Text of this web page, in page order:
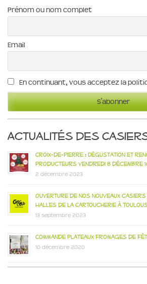
Prénom ou nom complet
Email
En continuant, vous acceptez la
Actualités des
Croix-de-Pierre : Dégustation et
producteurs vendredi 8 décembre
2 décembre 2023
Ouverture de nos nouveaux
Halles de la Cartoucherie à
13 septembre 2023
Commande plateaux fromages de
10 décembre 2020